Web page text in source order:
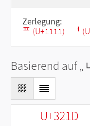
Zerlegung:
ᄑ (U+1111) - ᅥ
Basierend auf „
U+321D